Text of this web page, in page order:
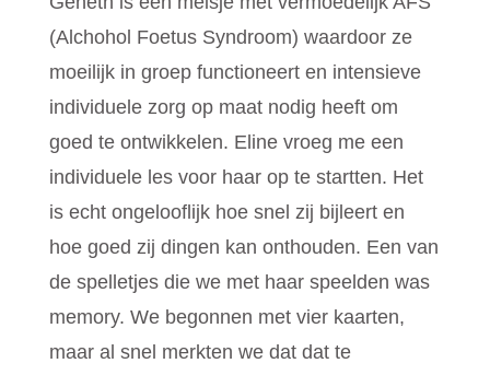
(Alchohol Foetus Syndroom) waardoor ze
moeilijk in groep functioneert en intensieve
individuele zorg op maat nodig heeft om
goed te ontwikkelen. Eline vroeg me een
individuele les voor haar op te startten. Het
is echt ongelooflijk hoe snel zij bijleert en
hoe goed zij dingen kan onthouden. Een van
de spelletjes die we met haar speelden was
memory. We begonnen met vier kaarten,
maar al snel merkten we dat dat te